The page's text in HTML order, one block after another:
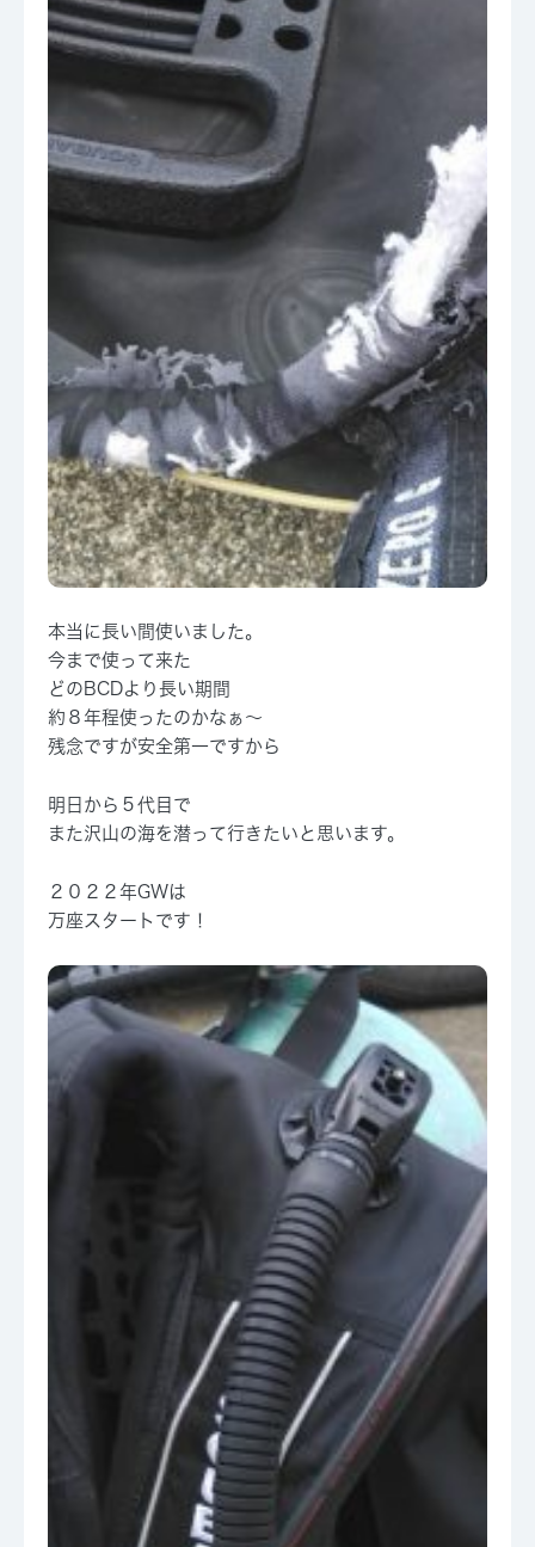
本当に長い間使いました。
今まで使って来た
どのBCDより長い期間
約８年程使ったのかなぁ～
残念ですが安全第一ですから
明日から５代目で
また沢山の海を潜って行きたいと思います。
２０２２年GWは
万座スタートです！